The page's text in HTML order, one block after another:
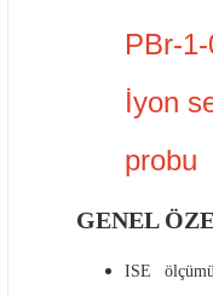
PBr-
İyon
probu
GENEL
ISE